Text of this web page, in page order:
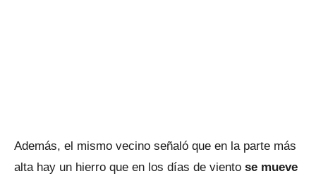
Además, el mismo vecino señaló que en la parte más
alta hay un hierro que en los días de viento se mueve